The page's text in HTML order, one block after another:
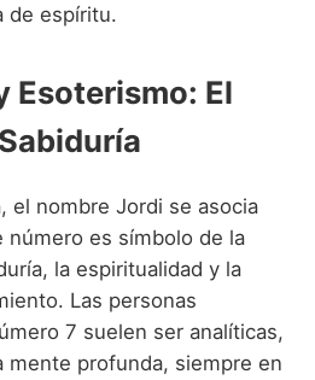
de espíritu.
Esoterismo: El
el nombre Jordi se asocia
número es símbolo de la
la espiritualidad y la
Las personas
7 suelen ser analíticas,
mente profunda, siempre en